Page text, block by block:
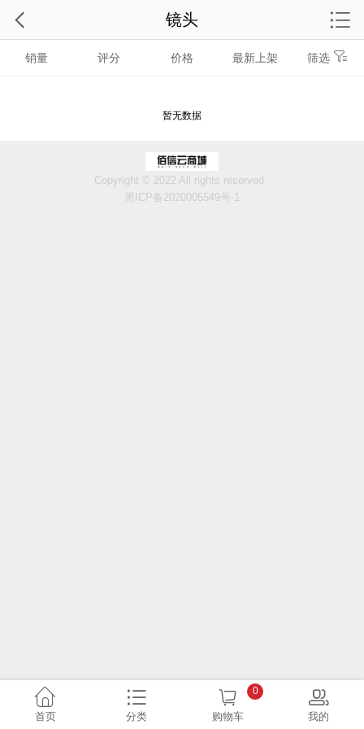
销量 评分 价格 最新上架 筛选
暂无数据
镜头
Copyright © 2022 All rights reserved.
黑ICP备2020005549号-1
首页 分类 购物车
0
我的